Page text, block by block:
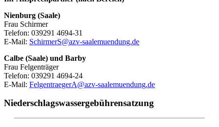
Nienburg (Saale)
Frau Schirmer
Telefon: 039291 4694-31
E-Mail: SchirmerS@azv-saalemuendung.de
Calbe (Saale) und Barby
Frau Felgenträger
Telefon: 039291 4694-24
E-Mail: FelgentraegerA@azv-saalemuendung.de
Niederschlagswassergebührensatzung